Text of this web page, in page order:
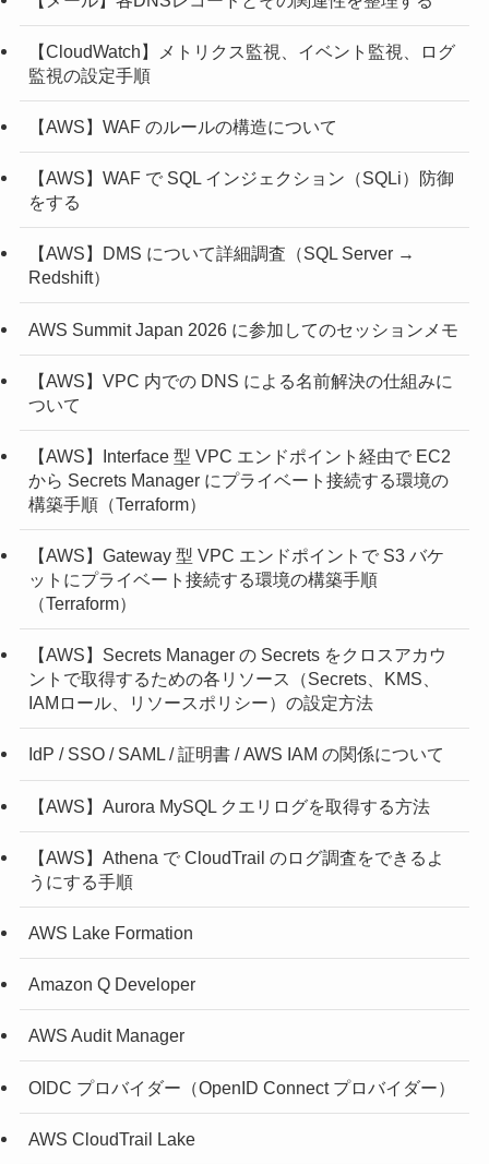
【CloudWatch】メトリクス監視、イベント監視、ログ
監視の設定手順
【AWS】WAF のルールの構造について
【AWS】WAF で SQL インジェクション（SQLi）防御
をする
【AWS】DMS について詳細調査（SQL Server →
Redshift）
AWS Summit Japan 2026 に参加してのセッションメモ
【AWS】VPC 内での DNS による名前解決の仕組みに
ついて
【AWS】Interface 型 VPC エンドポイント経由で EC2
から Secrets Manager にプライベート接続する環境の
構築手順（Terraform）
【AWS】Gateway 型 VPC エンドポイントで S3 バケ
ットにプライベート接続する環境の構築手順
（Terraform）
【AWS】Secrets Manager の Secrets をクロスアカウ
ントで取得するための各リソース（Secrets、KMS、
IAMロール、リソースポリシー）の設定方法
IdP / SSO / SAML / 証明書 / AWS IAM の関係について
【AWS】Aurora MySQL クエリログを取得する方法
【AWS】Athena で CloudTrail のログ調査をできるよ
うにする手順
AWS Lake Formation
Amazon Q Developer
AWS Audit Manager
OIDC プロバイダー（OpenID Connect プロバイダー）
AWS CloudTrail Lake